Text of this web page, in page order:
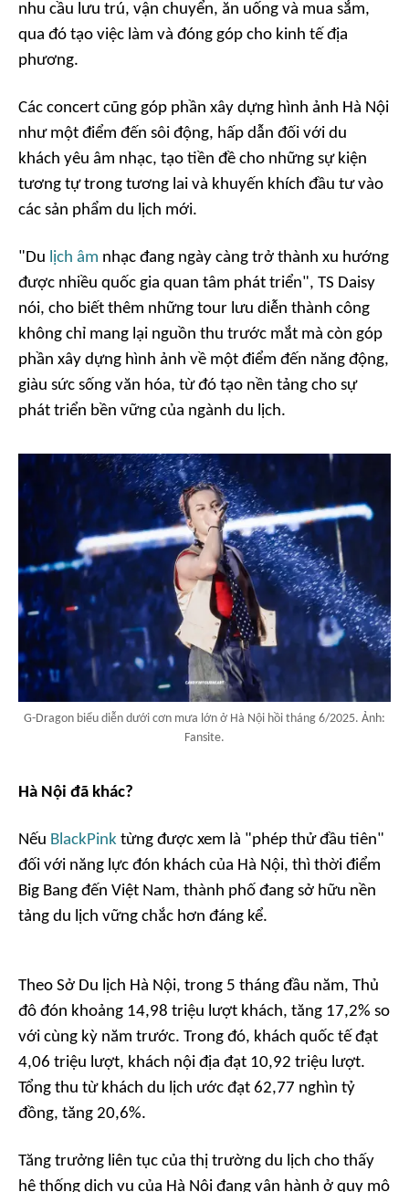
nhu cầu lưu trú, vận chuyển, ăn uống và mua sắm,
qua đó tạo việc làm và đóng góp cho kinh tế địa
phương.
Các concert cũng góp phần xây dựng hình ảnh Hà Nội
như một điểm đến sôi động, hấp dẫn đối với du
khách yêu âm nhạc, tạo tiền đề cho những sự kiện
tương tự trong tương lai và khuyến khích đầu tư vào
các sản phẩm du lịch mới.
"Du lịch âm nhạc đang ngày càng trở thành xu hướng
được nhiều quốc gia quan tâm phát triển", TS Daisy
nói, cho biết thêm những tour lưu diễn thành công
không chỉ mang lại nguồn thu trước mắt mà còn góp
phần xây dựng hình ảnh về một điểm đến năng động,
giàu sức sống văn hóa, từ đó tạo nền tảng cho sự
phát triển bền vững của ngành du lịch.
G-Dragon biểu diễn dưới cơn mưa lớn ở Hà Nội hồi tháng 6/2025. Ảnh:
Fansite.
Hà Nội đã khác?
Nếu BlackPink từng được xem là "phép thử đầu tiên"
đối với năng lực đón khách của Hà Nội, thì thời điểm
Big Bang đến Việt Nam, thành phố đang sở hữu nền
tảng du lịch vững chắc hơn đáng kể.
Theo Sở Du lịch Hà Nội, trong 5 tháng đầu năm, Thủ
đô đón khoảng 14,98 triệu lượt khách, tăng 17,2% so
với cùng kỳ năm trước. Trong đó, khách quốc tế đạt
4,06 triệu lượt, khách nội địa đạt 10,92 triệu lượt.
Tổng thu từ khách du lịch ước đạt 62,77 nghìn tỷ
đồng, tăng 20,6%.
Tăng trưởng liên tục của thị trường du lịch cho thấy
hệ thống dịch vụ của Hà Nội đang vận hành ở quy mô